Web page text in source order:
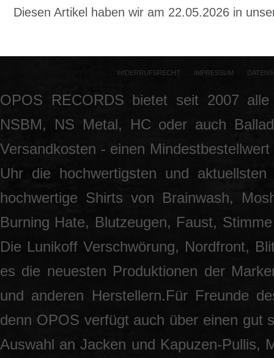
Diesen Artikel haben wir am 22.05.2026 in
WIDERRUFSRECHT IMPRESSUM
OPOS RECORDS bietet seit 2007
NSBM, NS Metal, HC oder auch
Versandkosten - einen
Uhr die hochwertigsten und
hochwertige Shirts von Brainwash,
Burning Hate, Blutzeugen, Faust,
Die Lunikoff Verschwörung, Nordfront,
es die neuesten Produktionen der
und anderen Herstellern.Für Freunde
denn OPOS verfügt auch über einen gut
Auswahl an Jacken und Kapuzen-Pullis,